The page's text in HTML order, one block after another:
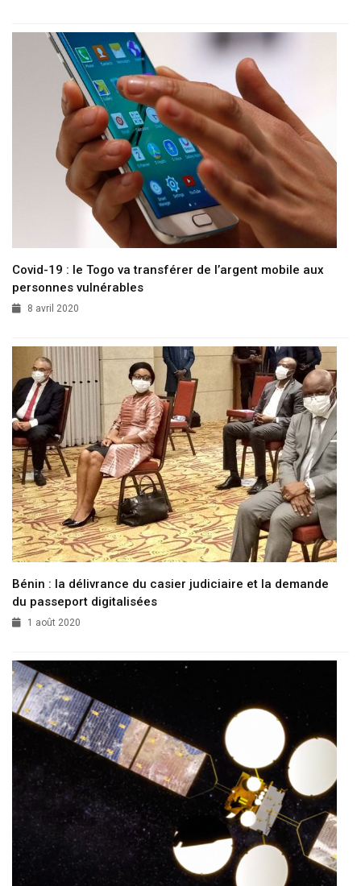
Covid-19 : le Togo va transférer de l’argent mobile aux
personnes vulnérables
8 avril 2020
Bénin : la délivrance du casier judiciaire et la demande
du passeport digitalisées
1 août 2020